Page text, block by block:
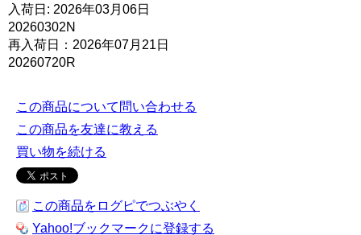
入荷日: 2026年03月06日
20260302N
再入荷日：2026年07月21日
20260720R
この商品について問い合わせる
この商品を友達に教える
買い物を続ける
この商品をログピでつぶやく
Yahoo!ブックマークに登録する